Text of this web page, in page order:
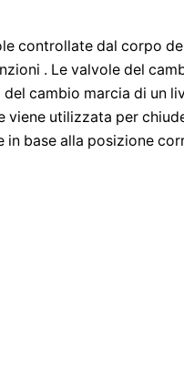
controllate dal corpo
. Le valvole del
cambio marcia di un
viene utilizzata per
in base alla posizione